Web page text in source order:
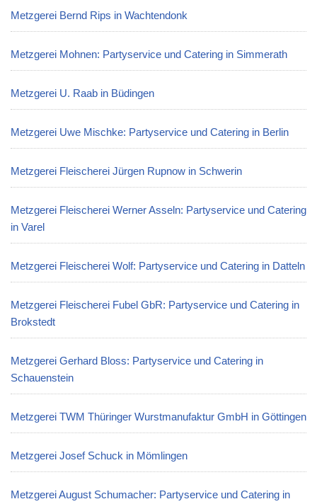
Metzgerei Bernd Rips in Wachtendonk
Metzgerei Mohnen: Partyservice und Catering in Simmerath
Metzgerei U. Raab in Büdingen
Metzgerei Uwe Mischke: Partyservice und Catering in Berlin
Metzgerei Fleischerei Jürgen Rupnow in Schwerin
Metzgerei Fleischerei Werner Asseln: Partyservice und Catering
in Varel
Metzgerei Fleischerei Wolf: Partyservice und Catering in Datteln
Metzgerei Fleischerei Fubel GbR: Partyservice und Catering in
Brokstedt
Metzgerei Gerhard Bloss: Partyservice und Catering in
Schauenstein
Metzgerei TWM Thüringer Wurstmanufaktur GmbH in Göttingen
Metzgerei Josef Schuck in Mömlingen
Metzgerei August Schumacher: Partyservice und Catering in